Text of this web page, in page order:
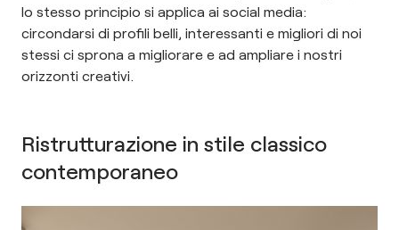
lo stesso principio si applica ai social media:
circondarsi di profili belli, interessanti e migliori di noi
stessi ci sprona a migliorare e ad ampliare i nostri
orizzonti creativi.
Ristrutturazione in stile classico
contemporaneo